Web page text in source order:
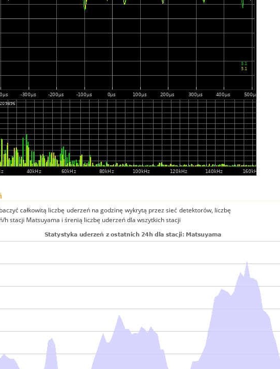
całkowitą liczbę uderzeń na godzinę wykrytą przez sieć detektorów, liczbę
h stacji Matsuyama i śrenią liczbę uderzeń dla wszytkich stacji